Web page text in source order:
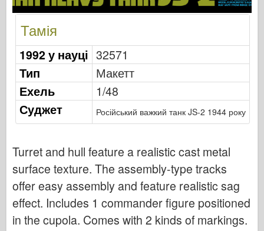
Академії
Моделі тузів
Клуб AFV
Повітрянийфікс
Впс
Модель АЗ
Чорна собака
Дракон
Едуард
Тамія
1992 у науці 32571
Тип
Макетт
Ехель
1/48
Суджет
Російський важкий танк JS-2 1944 року
Turret and hull feature a realistic cast metal
surface texture. The assembly-type tracks
offer easy assembly and feature realistic sag
effect. Includes 1 commander figure positioned
in the cupola. Comes with 2 kinds of markings.